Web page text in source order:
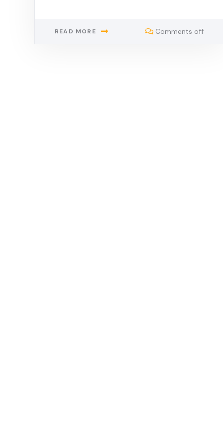
READ MORE Comments off